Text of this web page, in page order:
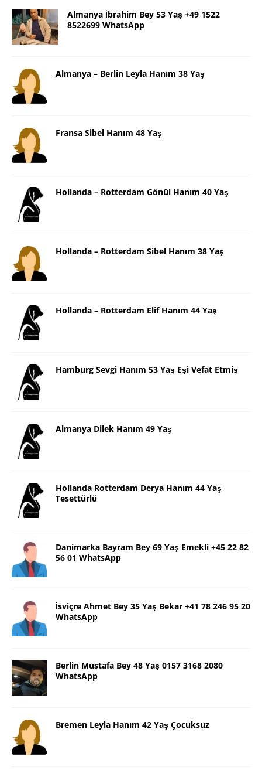
Almanya İbrahim Bey 53 Yaş +49 1522
8522699 WhatsApp
Almanya – Berlin Leyla Hanım 38 Yaş
Fransa Sibel Hanım 48 Yaş
Hollanda – Rotterdam Gönül Hanım 40 Yaş
Hollanda – Rotterdam Sibel Hanım 38 Yaş
Hollanda – Rotterdam Elif Hanım 44 Yaş
Hamburg Sevgi Hanım 53 Yaş Eşi Vefat Etmiş
Almanya Dilek Hanım 49 Yaş
Hollanda Rotterdam Derya Hanım 44 Yaş
Tesettürlü
Danimarka Bayram Bey 69 Yaş Emekli +45 22 82
56 01 WhatsApp
İsviçre Ahmet Bey 35 Yaş Bekar +41 78 246 95 20
WhatsApp
Berlin Mustafa Bey 48 Yaş 0157 3168 2080
WhatsApp
Bremen Leyla Hanım 42 Yaş Çocuksuz